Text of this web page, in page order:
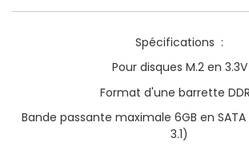
Spécifications :
Pour disques M.2 en 3.3V
Format d'une barrette
Bande passante maximale 6GB en SATA
3.1)